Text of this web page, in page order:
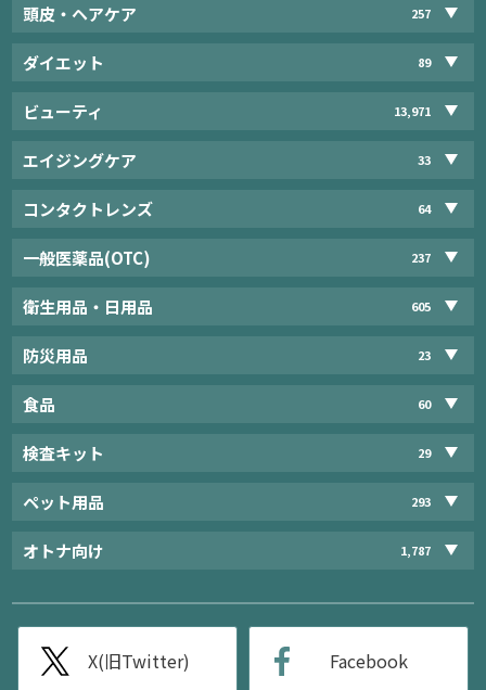
頭皮・ヘアケア 257
ダイエット 89
ビューティ 13,971
エイジングケア 33
コンタクトレンズ 64
一般医薬品(OTC) 237
衛生用品・日用品 605
防災用品 23
食品 60
検査キット 29
ペット用品 293
オトナ向け 1,787
X(旧Twitter) Facebook